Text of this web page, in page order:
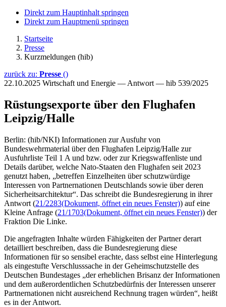
Direkt zum Hauptinhalt springen
Direkt zum Hauptmenü springen
Startseite
Presse
Kurzmeldungen (hib)
zurück zu: Presse ()
22.10.2025 Wirtschaft und Energie — Antwort — hib 539/2025
Rüstungsexporte über den Flughafen
Leipzig/Halle
Berlin: (hib/NKI) Informationen zur Ausfuhr von
Bundeswehrmaterial über den Flughafen Leipzig/Halle zur
Ausfuhrliste Teil 1 A und bzw. oder zur Kriegswaffenliste und
Details darüber, welche Nato-Staaten den Flughafen seit 2023
genutzt haben, „betreffen Einzelheiten über schutzwürdige
Interessen von Partnernationen Deutschlands sowie über deren
Sicherheitsarchitektur“. Das schreibt die Bundesregierung in ihrer
Antwort (21/2283(Dokument, öffnet ein neues Fenster)) auf eine
Kleine Anfrage (21/1703(Dokument, öffnet ein neues Fenster)) der
Fraktion Die Linke.
Die angefragten Inhalte würden Fähigkeiten der Partner derart
detailliert beschreiben, dass die Bundesregierung diese
Informationen für so sensibel erachte, dass selbst eine Hinterlegung
als eingestufte Verschlusssache in der Geheimschutzstelle des
Deutschen Bundestages „der erheblichen Brisanz der Informationen
und dem außerordentlichen Schutzbedürfnis der Interessen unserer
Partnernationen nicht ausreichend Rechnung tragen würden“, heißt
es in der Antwort.